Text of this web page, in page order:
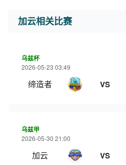
加云相关比赛
乌兹杯
2026-05-23 03:49
缔造者 VS
乌兹甲
2026-05-30 21:00
加云 VS